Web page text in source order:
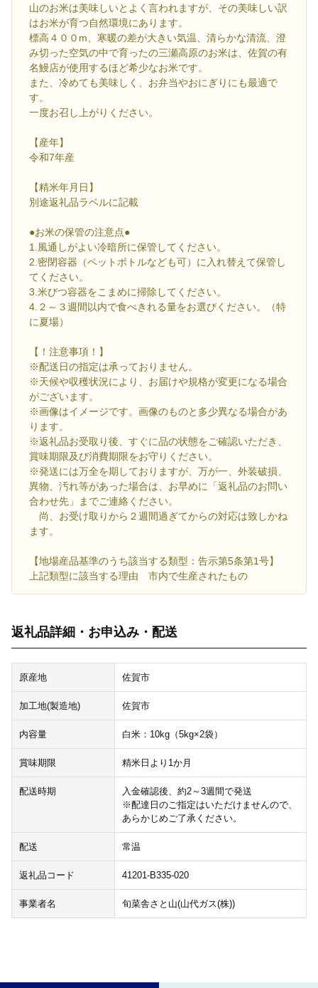
山のお米は美味しいとよく言われますが、その美味しい訳
はお米が育つ自然環境にあります。
標高４００m、寒暖の差が大きい気温、清らかな清流、澄
み切った空気の中で育ったの三瀬高原のお米は、佐賀の有
名鰻店が使用するほど希少なお米です。
また、冷めても美味しく、お弁当やおにぎりにも最適で
す。
一度お召し上がりください。
【産年】
令和7年産
【精米年月日】
別途返礼品ラベルに記載
●お米の保管の注意点●
1.風通しがよい冷暗所に保管してください。
2.密閉容器（ペットボトルなども可）に入れ替えて保管し
てください。
3.米びつ容器をこまめに掃除してください。
4.２～３週間以内で食べきれる量をお選びください。（特
に夏場）
【！注意事項！】
※配送日の指定は承っておりません。
※天候や収穫状況により、お届けや規格が変更になる場合
がございます。
※画像はイメージです。画像のものと多少異なる場合があ
ります。
※返礼品お受取り後、すぐに品の状態をご確認いただき、
賞味期限及び消費期限をお守りください。
※発送には万全を期しておりますが、万が一、外装破損、
異物、汚れ等があった場合は、お早めに「返礼品のお問い
合わせ先」までご連絡ください。
尚、お受け取りから２週間過ぎてからの対応は致しかね
ます。
【地場産品基準のうち該当する類型：告示第5条第1号】
上記類型に該当する理由 市内で生産されたもの
返礼品詳細・お申込み・配送
原産地 佐賀市
加工地(製造地) 佐賀市
内容量 白米：10kg（5kg×2袋）
賞味期限 精米日より1か月
配送時期
入金確認後、約2～3週間で発送
※配達日のご指定はいただけませんので、
あらかじめご了承ください。
配送 常温
返礼品コード 41201-B335-020
事業者名 旬菜舎さと山(山代ガス(株))